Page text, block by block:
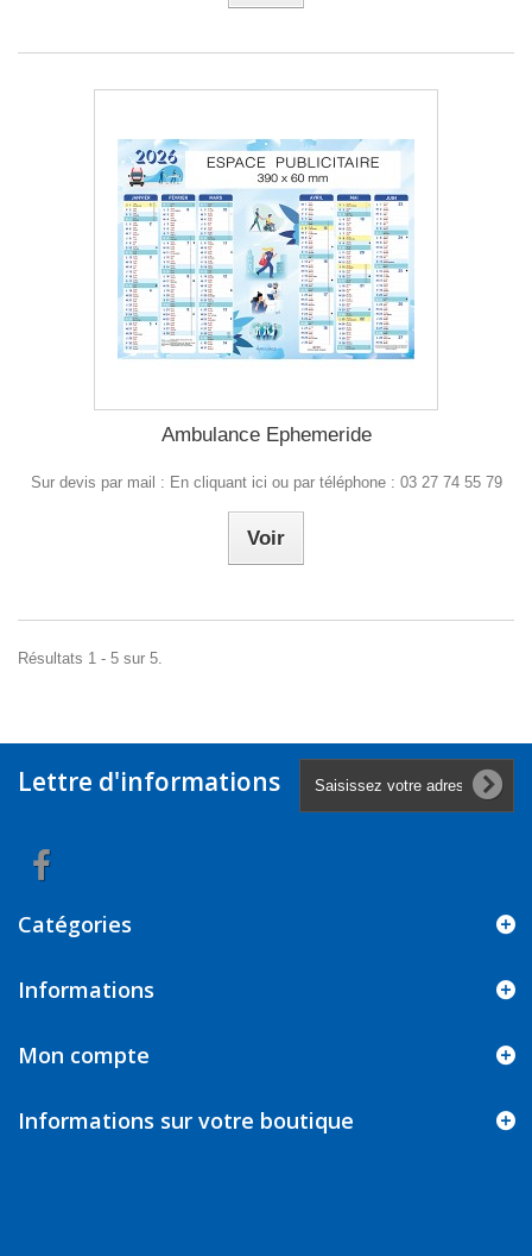
Ambulance Ephemeride
Sur devis par mail : En cliquant ici ou par téléphone : 03 27 74 55 79
Voir
Résultats 1 - 5 sur 5.
Lettre d'informations
Catégories
Informations
Mon compte
Informations sur votre boutique